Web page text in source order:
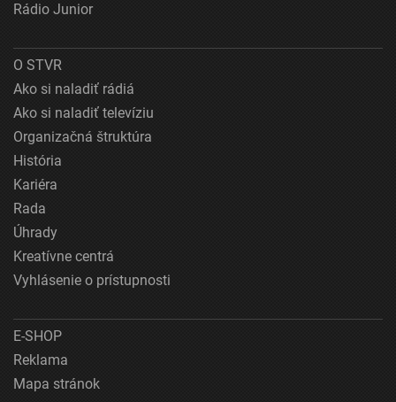
Rádio Junior
O STVR
Ako si naladiť rádiá
Ako si naladiť televíziu
Organizačná štruktúra
História
Kariéra
Rada
Úhrady
Kreatívne centrá
Vyhlásenie o prístupnosti
E-SHOP
Reklama
Mapa stránok